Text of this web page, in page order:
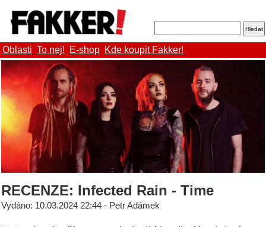
Oblasti To nej! E-shop Kde koupit Fakker!
RECENZE: Infected Rain - Time
Vydáno: 10.03.2024 22:44 - Petr Adámek